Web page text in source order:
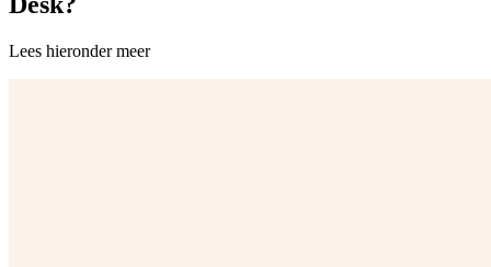
Lees hieronder meer